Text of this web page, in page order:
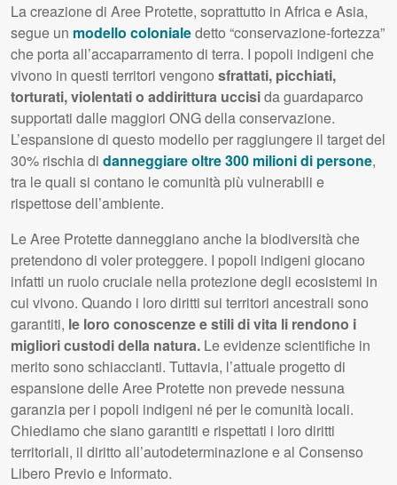
La creazione di Aree Protette, soprattutto in Africa e Asia,
segue un modello colonialedetto “conservazione-fortezza”
che porta all’accaparramento di terra. I popoli indigeni che
vivono in questi territori vengono sfrattati, picchiati,
torturati, violentati o addirittura uccisida guardaparco
supportati dalle maggiori ONGdella conservazione.
L’espansione di questo modello per raggiungere il target del
30% rischia di danneggiare oltre 300 milioni di persone,
tra le quali si contano le comunità più vulnerabili e
rispettose dell’ambiente.
Le Aree Protette danneggiano anche la biodiversità che
pretendono di voler proteggere. I popoli indigeni giocano
infatti un ruolo cruciale nella protezione degli ecosistemi in
cui vivono. Quando i loro diritti sui territori ancestrali sono
garantiti, le loro conoscenze e stili di vita li rendono i
migliori custodi della natura. Le evidenze scientifiche in
merito sono schiaccianti. Tuttavia, l’attuale progetto di
espansione delle Aree Protette non prevede nessuna
garanzia per i popoli indigeni né per le comunità locali.
Chiediamo che siano garantiti e rispettati i loro diritti
territoriali, il diritto all’autodeterminazione e al Consenso
Libero Previo e Informato.